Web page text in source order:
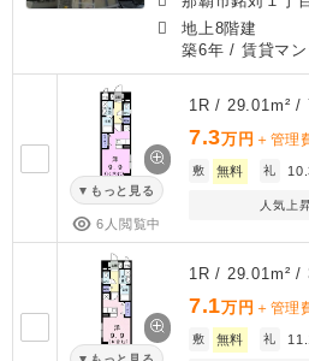
地上8階建
築6年 / 賃貸マ
もっと見る
6人閲覧中
1R / 29.01m² /
7.3万円 ＋管理
敷 無料 礼
人気上
1R / 29.01m² /
7.1万円 ＋管理
敷 無料 礼